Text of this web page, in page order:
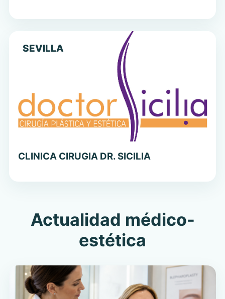
SEVILLA
CLINICA CIRUGIA DR. SICILIA
Actualidad médico-
estética